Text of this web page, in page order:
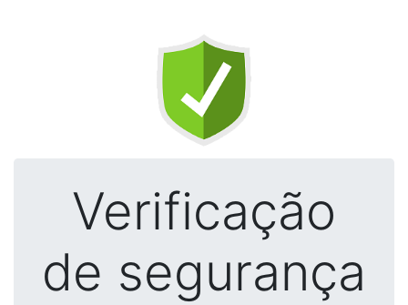
Verificação
de segurança